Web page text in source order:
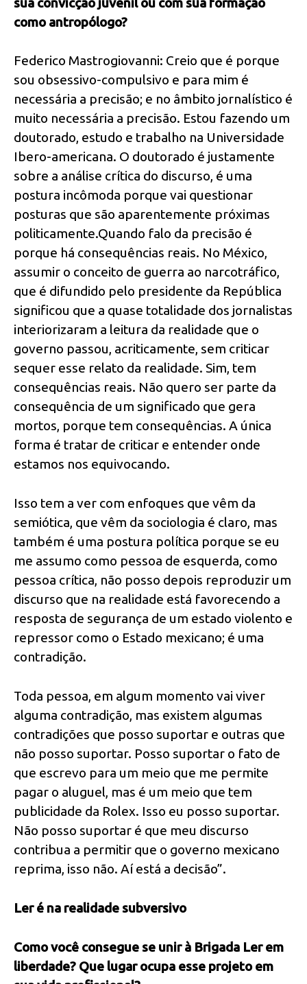
como antropólogo?
Federico Mastrogiovanni: Creio que é porque
sou obsessivo-compulsivo e para mim é
necessária a precisão; e no âmbito jornalístico é
muito necessária a precisão. Estou fazendo um
doutorado, estudo e trabalho na Universidade
Ibero-americana. O doutorado é justamente
sobre a análise crítica do discurso, é uma
postura incômoda porque vai questionar
posturas que são aparentemente próximas
politicamente.Quando falo da precisão é
porque há consequências reais. No México,
assumir o conceito de guerra ao narcotráfico,
que é difundido pelo presidente da República
significou que a quase totalidade dos jornalistas
interiorizaram a leitura da realidade que o
governo passou, acriticamente, sem criticar
sequer esse relato da realidade. Sim, tem
consequências reais. Não quero ser parte da
consequência de um significado que gera
mortos, porque tem consequências. A única
forma é tratar de criticar e entender onde
estamos nos equivocando.
Isso tem a ver com enfoques que vêm da
semiótica, que vêm da sociologia é claro, mas
também é uma postura política porque se eu
me assumo como pessoa de esquerda, como
pessoa crítica, não posso depois reproduzir um
discurso que na realidade está favorecendo a
resposta de segurança de um estado violento e
repressor como o Estado mexicano; é uma
contradição.
Toda pessoa, em algum momento vai viver
alguma contradição, mas existem algumas
contradições que posso suportar e outras que
não posso suportar. Posso suportar o fato de
que escrevo para um meio que me permite
pagar o aluguel, mas é um meio que tem
publicidade da Rolex. Isso eu posso suportar.
Não posso suportar é que meu discurso
contribua a permitir que o governo mexicano
reprima, isso não. Aí está a decisão”.
Ler é na realidade subversivo
Como você consegue se unir à Brigada Ler em
liberdade? Que lugar ocupa esse projeto em